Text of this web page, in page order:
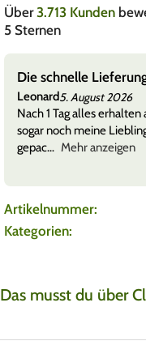
Über3.713 Kunden
5 Sternen
Die schnelle
Leonard5. August 2026
Nach 1 Tag alles
sogar noch meine
gepac
Mehr anzeigen
Artikelnummer:
Kategorien:
Das musst du über